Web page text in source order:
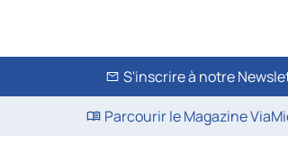
S'inscrire à notre
Parcourir le Magazine